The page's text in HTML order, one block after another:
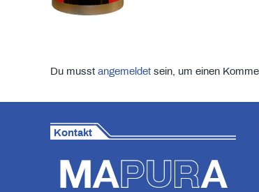
Du musst angemeldet sein, um einen
Kontakt